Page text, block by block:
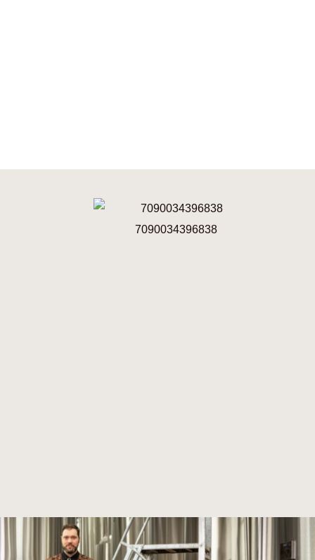
7090034396838